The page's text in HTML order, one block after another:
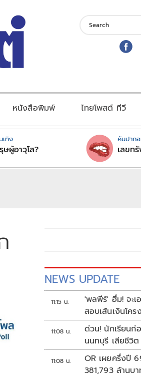
หนังสือพิมพ์ ไทยโพสต์ ทีวี
ทิง
ผู้อาวุโส?
คันปากอ
เลขท
NEWS UPDATE
11:15 น.
'พลพีร์' ฮึ่ม! จะเอากุ๊ยออกนอกประเทศ
สอบเส้นเงินโค
กว่า100บริษัท
11:08 น.
ด่วน! นักเรียนก่
นนทบุรี เสียชีวิ
11:08 น.
OR เผยครึ่งปี
381,793 ล้านบ